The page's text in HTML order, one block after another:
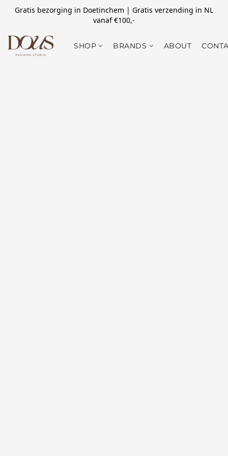
Gratis bezorging in Doetinchem | Gratis verzending in NL
vanaf €100,-
SHOP BRANDS ABOUT